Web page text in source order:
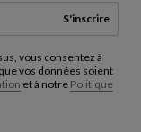
S'inscrire
vous consentez à
vos données soient
et à notre Politique